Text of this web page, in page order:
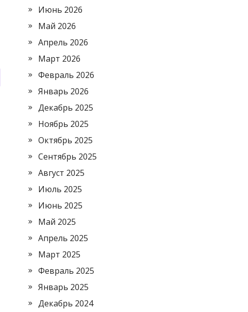
Июнь 2026
Май 2026
Апрель 2026
Март 2026
Февраль 2026
Январь 2026
Декабрь 2025
Ноябрь 2025
Октябрь 2025
Сентябрь 2025
Август 2025
Июль 2025
Июнь 2025
Май 2025
Апрель 2025
Март 2025
Февраль 2025
Январь 2025
Декабрь 2024